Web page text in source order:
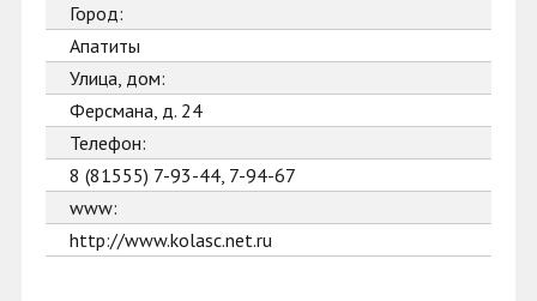
Город:
Апатиты
Улица, дом:
Ферсмана, д. 24
Телефон:
8 (81555) 7-93-44, 7-94-67
www:
http://www.kolasc.net.ru